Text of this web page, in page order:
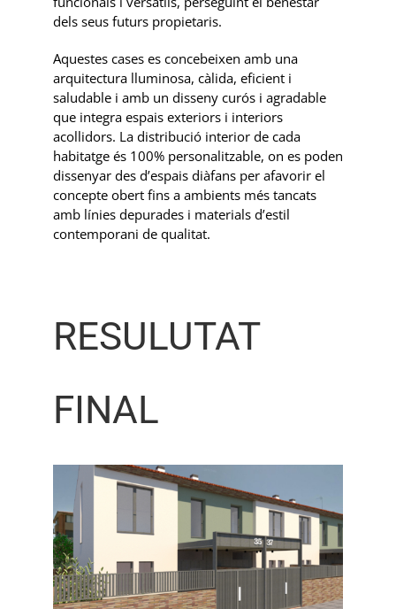
dels seus futurs propietaris.
Aquestes cases es concebeixen amb una
arquitectura lluminosa, càlida, eficient i
saludable i amb un disseny curós i agradable
que integra espais exteriors i interiors
acollidors. La distribució interior de cada
habitatge és 100% personalitzable, on es poden
dissenyar des d’espais diàfans per afavorir el
concepte obert fins a ambients més tancats
amb línies depurades i materials d’estil
contemporani de qualitat.
RESULUTAT
FINAL